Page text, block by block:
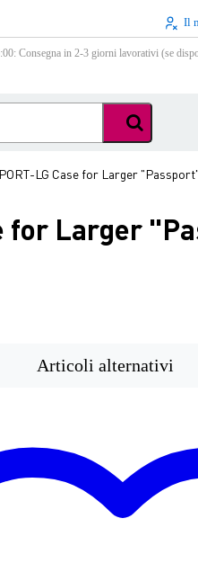
Il
Consegna in 2-3 giorni lavorativi (se
LG Case for Larger
for Larger
Articoli alternativi